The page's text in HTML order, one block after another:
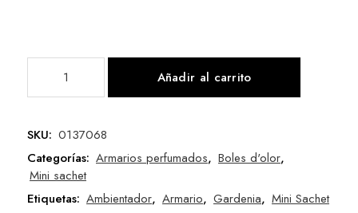
Añadir al carrito
SKU: 0137068
Categorías: Armarios perfumados, Boles d'olor,
Mini sachet
Etiquetas: Ambientador, Armario, Gardenia, Mini Sachet